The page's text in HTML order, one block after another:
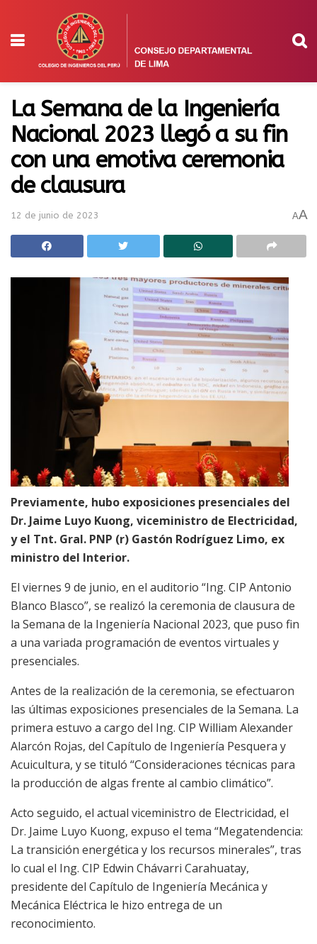
La Semana de la Ingeniería
Nacional 2023 llegó a su fin
con una emotiva ceremonia
de clausura
12 de junio de 2023 AA
Previamente, hubo exposiciones presenciales del
Dr. Jaime Luyo Kuong, viceministro de Electricidad,
y el Tnt. Gral. PNP (r) Gastón Rodríguez Limo, ex
ministro del Interior.
El viernes 9 de junio, en el auditorio “Ing. CIP Antonio
Blanco Blasco”, se realizó la ceremonia de clausura de
la Semana de la Ingeniería Nacional 2023, que puso fin
a una variada programación de eventos virtuales y
presenciales.
Antes de la realización de la ceremonia, se efectuaron
las últimas exposiciones presenciales de la Semana. La
primera estuvo a cargo del Ing. CIP William Alexander
Alarcón Rojas, del Capítulo de Ingeniería Pesquera y
Acuicultura, y se tituló “Consideraciones técnicas para
la producción de algas frente al cambio climático”.
Acto seguido, el actual viceministro de Electricidad, el
Dr. Jaime Luyo Kuong, expuso el tema “Megatendencia:
La transición energética y los recursos minerales”, tras
lo cual el Ing. CIP Edwin Chávarri Carahuatay,
presidente del Capítulo de Ingeniería Mecánica y
Mecánica Eléctrica le hizo entrega de un
reconocimiento.